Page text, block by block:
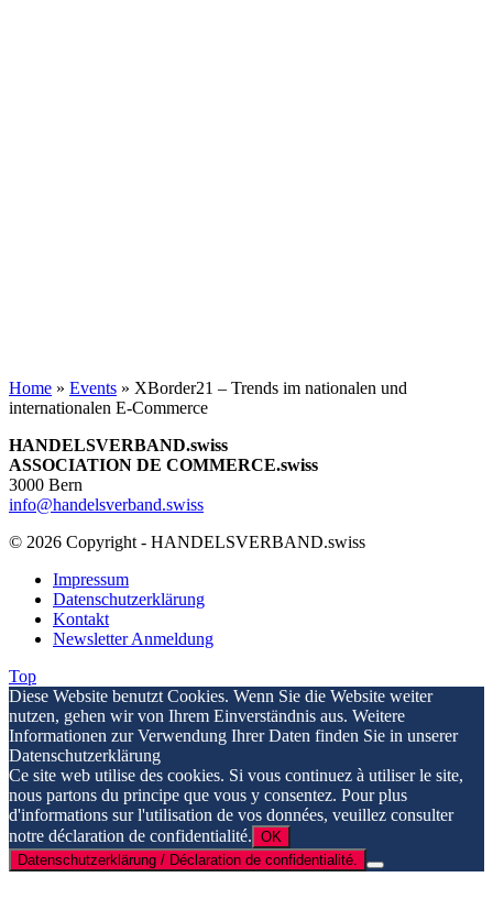
Home » Events » XBorder21 – Trends im nationalen und
internationalen E-Commerce
HANDELSVERBAND.swiss
ASSOCIATION DE COMMERCE.swiss
3000 Bern
info@handelsverband.swiss
© 2026 Copyright - HANDELSVERBAND.swiss
Impressum
Datenschutzerklärung
Kontakt
Newsletter Anmeldung
Top
Diese Website benutzt Cookies. Wenn Sie die Website weiter
nutzen, gehen wir von Ihrem Einverständnis aus. Weitere
Informationen zur Verwendung Ihrer Daten finden Sie in unserer
Datenschutzerklärung
Ce site web utilise des cookies. Si vous continuez à utiliser le site,
nous partons du principe que vous y consentez. Pour plus
d'informations sur l'utilisation de vos données, veuillez consulter
notre déclaration de confidentialité. OK
Datenschutzerklärung / Déclaration de confidentialité.